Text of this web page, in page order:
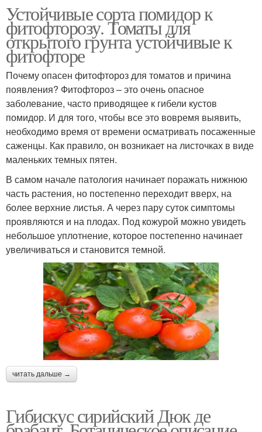
Устойчивые сорта помидор к
фитофторозу. Томаты для
открытого грунта устойчивые к
фитофторе
Почему опасен фитофтороз для томатов и причина
появления? Фитофтороз – это очень опасное
заболевание, часто приводящее к гибели кустов
помидор. И для того, чтобы все это вовремя выявить,
необходимо время от времени осматривать посаженные
саженцы. Как правило, он возникает на листочках в виде
маленьких темных пятен.
В самом начале патология начинает поражать нижнюю
часть растения, но постепенно переходит вверх, на
более верхние листья. А через пару суток симптомы
проявляются и на плодах. Под кожурой можно увидеть
небольшое уплотнение, которое постепенно начинает
увеличиваться и становится темной.
читать дальше →
Гибискус сирийский Дюк де